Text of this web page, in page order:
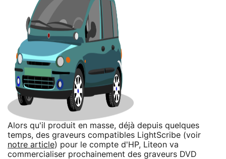
Alors qu'il produit en masse, déjà depuis quelques
temps, des graveurs compatibles LightScribe (voir
notre article) pour le compte d'HP, Liteon va
commercialiser prochainement des graveurs DVD